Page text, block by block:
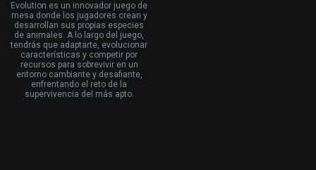
Evolution es un innovador juego de
mesa donde los jugadores crean y
desarrollan sus propias especies
de animales. A lo largo del juego,
tendrás que adaptarte, evolucionar
características y competir por
recursos para sobrevivir en un
entorno cambiante y desafiante,
enfrentando el reto de la
supervivencia del más apto.